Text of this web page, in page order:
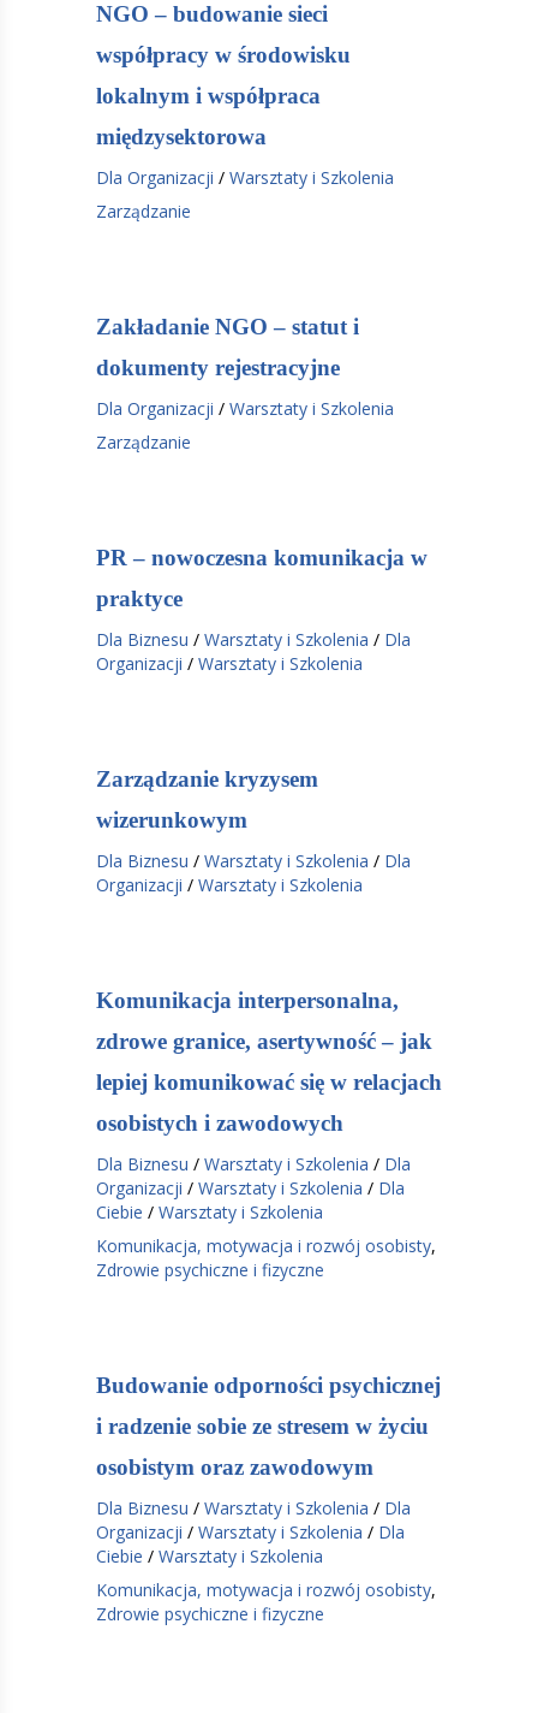
NGO – budowanie sieci
współpracy w środowisku
lokalnym i współpraca
międzysektorowa
Dla Organizacji / Warsztaty i Szkolenia
Zarządzanie
Zakładanie NGO – statut i
dokumenty rejestracyjne
Dla Organizacji / Warsztaty i Szkolenia
Zarządzanie
PR – nowoczesna komunikacja w
praktyce
Dla Biznesu / Warsztaty i Szkolenia / Dla
Organizacji / Warsztaty i Szkolenia
Zarządzanie kryzysem
wizerunkowym
Dla Biznesu / Warsztaty i Szkolenia / Dla
Organizacji / Warsztaty i Szkolenia
Komunikacja interpersonalna,
zdrowe granice, asertywność – jak
lepiej komunikować się w relacjach
osobistych i zawodowych
Dla Biznesu / Warsztaty i Szkolenia / Dla
Organizacji / Warsztaty i Szkolenia / Dla
Ciebie / Warsztaty i Szkolenia
Komunikacja, motywacja i rozwój osobisty,
Zdrowie psychiczne i fizyczne
Budowanie odporności psychicznej
i radzenie sobie ze stresem w życiu
osobistym oraz zawodowym
Dla Biznesu / Warsztaty i Szkolenia / Dla
Organizacji / Warsztaty i Szkolenia / Dla
Ciebie / Warsztaty i Szkolenia
Komunikacja, motywacja i rozwój osobisty,
Zdrowie psychiczne i fizyczne